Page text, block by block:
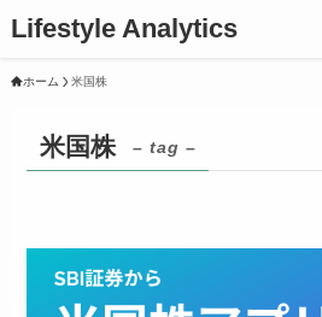
Lifestyle Analytics
ホーム 米国株
米国株 – tag –